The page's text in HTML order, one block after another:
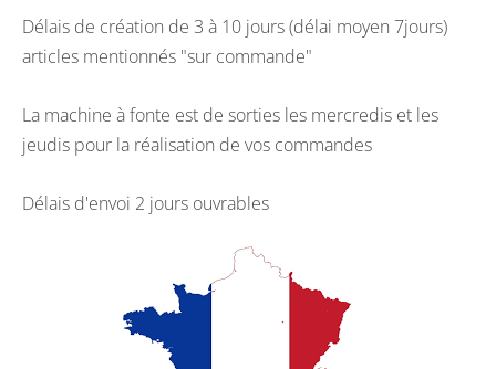
Délais de création de 3 à 10 jours (délai moyen 7jours)
articles mentionnés "sur commande"
La machine à fonte est de sorties les mercredis et les
jeudis pour la réalisation de vos commandes
Délais d'envoi 2 jours ouvrables